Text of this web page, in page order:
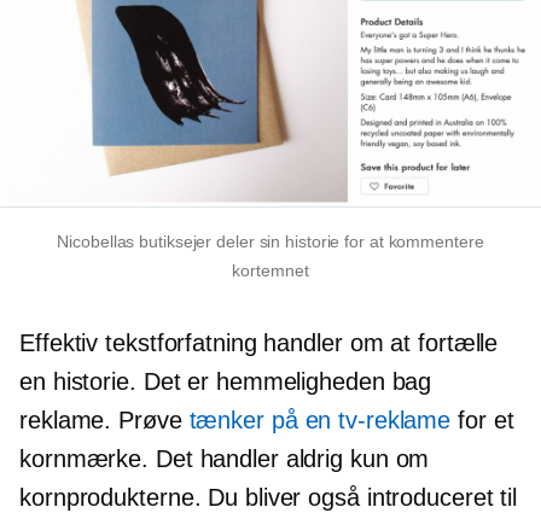
Nicobellas butiksejer deler sin historie for at kommentere
kortemnet
Effektiv tekstforfatning handler om at fortælle
en historie. Det er hemmeligheden bag
reklame. Prøve tænker på en tv-reklame for et
kornmærke. Det handler aldrig kun om
kornprodukterne. Du bliver også introduceret til